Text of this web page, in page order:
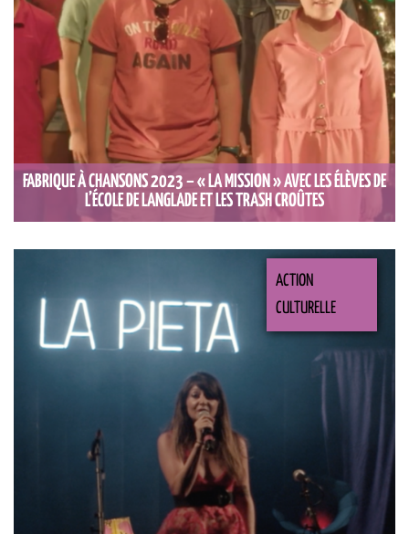
FABRIQUE À CHANSONS 2023 – « LA MISSION » AVEC LES ÉLÈVES DE
L’ÉCOLE DE LANGLADE ET LES TRASH CROÛTES
ACTION
CULTURELLE